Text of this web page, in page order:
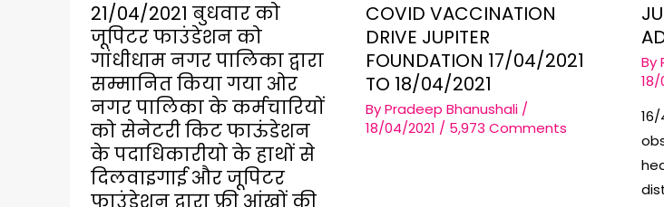
21/04/2021 बुधवार को
जूपिटर फाउंडेशन को
गांधीधाम नगर पालिका द्वारा
सम्मानित किया गया ओर
नगर पालिका के कर्मचारियों
को सेनेटरी किट फाऊंडेशन
के पदाधिकारीयो के हाथों से
दिलवाइगाई और जूपिटर
फाउंडेशन द्वारा फ्री आंखों की
COVID VACCINATION
DRIVE JUPITER
FOUNDATION 17/04/2021
TO 18/04/2021
ByPradeep Bhanushali /
18/04/2021 / 5,973 Comments
By
18/